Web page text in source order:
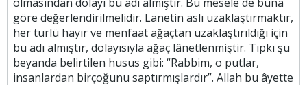
göre değerlendirilmelidir. Lanetin aslı uzaklaştırmaktır,
her türlü hayır ve menfaat ağaçtan uzaklaştırıldığı için
bu adı almıştır, dolayısıyla ağaç lânetlenmiştir. Tıpkı şu
beyanda belirtilen husus gibi: “Rabbim, o putlar,
insanlardan birçoğunu saptırmışlardır”. Allah bu âyette